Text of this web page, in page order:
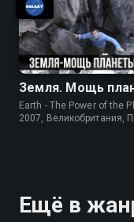
Земля. Мощь
Earth - The Power of the
2007, Великобритания,
Ещё в